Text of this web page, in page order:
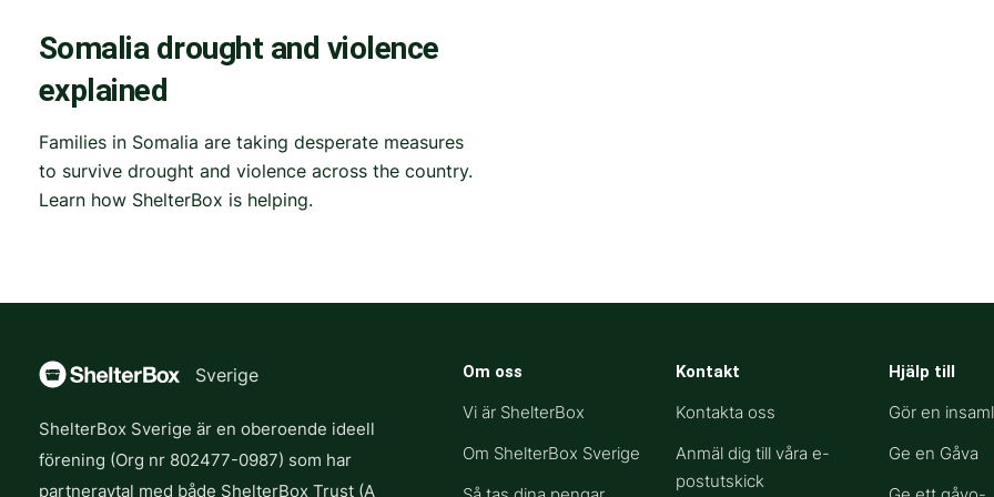
Somalia drought and violence
explained
Families in Somalia are taking desperate measures
to survive drought and violence across the country.
Learn how ShelterBox is helping.
Om oss
Vi är ShelterBox
Om ShelterBox Sverige
Kontakt
Kontakta oss
Anmäl dig till våra e-
postutskick
Hjälp till​
Gör en
Ge en Gåva
Sverige
ShelterBox Sverige är en oberoende ideell
förening (Org nr 802477-0987) som har
partneravtal med både ShelterBox Trust (A